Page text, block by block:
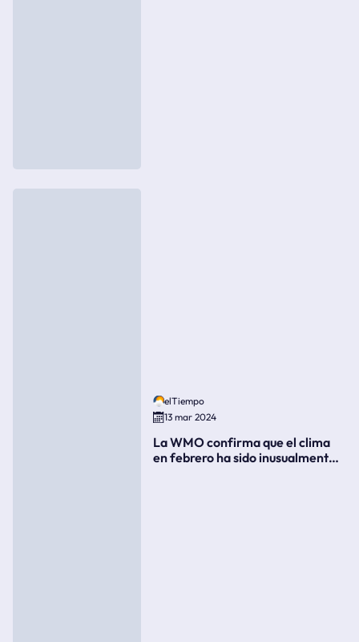
elTiempo
13 mar 2024
La WMO confirma que el clima
en febrero ha sido inusualmente